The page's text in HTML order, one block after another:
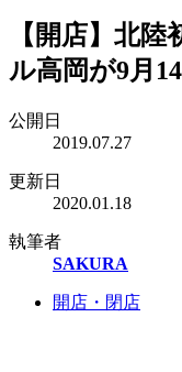
【開店】北
ル高岡が9月
公開日
2019.07.27
更新日
2020.01.18
執筆者
SAKURA
開店・閉店